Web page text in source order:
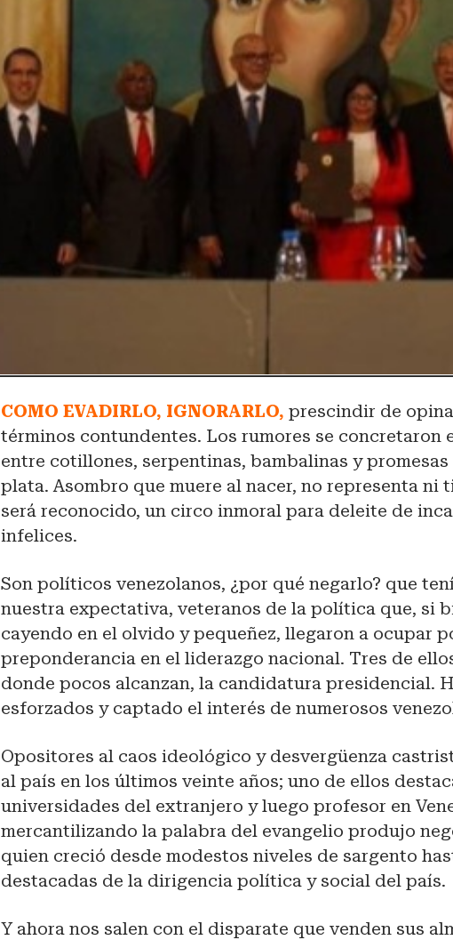
COMO EVADIRLO, IGNORARLO, prescindir de
términos contundentes. Los rumores se concretaron
entre cotillones, serpentinas, bambalinas y promesas
plata. Asombro que muere al nacer, no representa ni
será reconocido, un circo inmoral para deleite de
infelices.
Son políticos venezolanos, ¿por qué negarlo? que
nuestra expectativa, veteranos de la política que, si
cayendo en el olvido y pequeñez, llegaron a ocupar
preponderancia en el liderazgo nacional. Tres de
donde pocos alcanzan, la candidatura presidencial.
esforzados y captado el interés de numerosos
Opositores al caos ideológico y desvergüenza
al país en los últimos veinte años; uno de ellos
universidades del extranjero y luego profesor en
mercantilizando la palabra del evangelio produjo
quien creció desde modestos niveles de sargento
destacadas de la dirigencia política y social del país.
Y ahora nos salen con el disparate que venden sus